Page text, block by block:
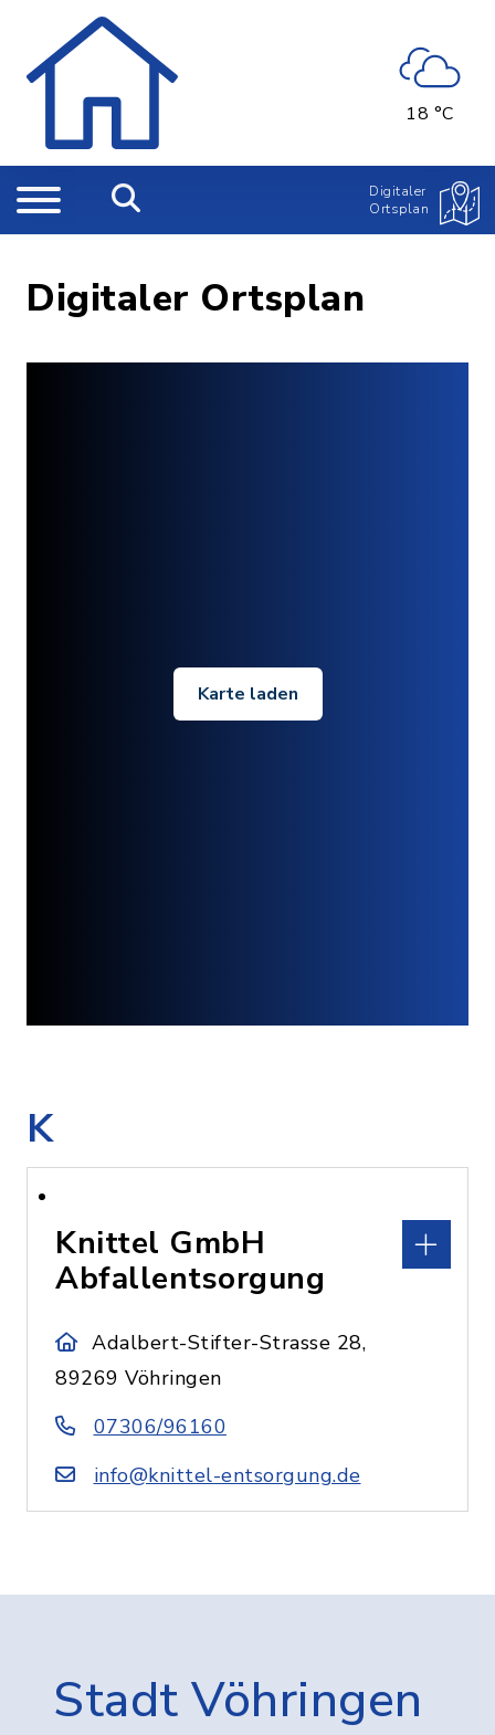
18 °C
Digitaler
Ortsplan
Digitaler Ortsplan
Karte laden
K
Knittel GmbH
Abfallentsorgung
Adalbert-Stifter-Strasse 28,
89269 Vöhringen
07306/96160
info@knittel-entsorgung.de
Stadt Vöhringen